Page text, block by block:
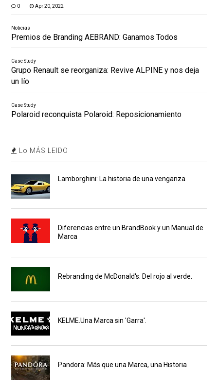
0 Apr 20, 2022
Noticias
Premios de Branding AEBRAND: Ganamos Todos
Case Study
Grupo Renault se reorganiza: Revive ALPINE y nos deja
un lío
Case Study
Polaroid reconquista Polaroid: Reposicionamiento
Lo MÁS LEIDO
Lamborghini: La historia de una venganza
Diferencias entre un BrandBook y un Manual de
Marca
Rebranding de McDonald's. Del rojo al verde.
KELME.Una Marca sin 'Garra'.
Pandora: Más que una Marca, una Historia